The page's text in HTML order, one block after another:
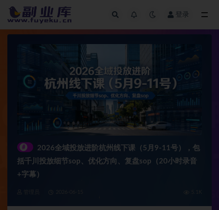
登录
#
2026全域投放进阶杭州线下课（5月9-11号），包
括千川投放细节sop、优化方向、复盘sop（20小时录音
+字幕）